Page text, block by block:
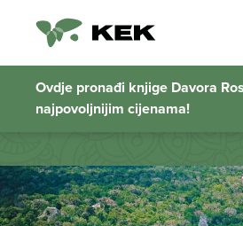
Ovdje pronađi knjige Davora
najpovoljnijim cijenama!
chicabal
Početna stranica